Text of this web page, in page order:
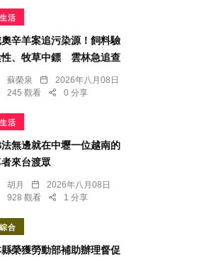
生活
辛羊案追污染源！飼料驗
性、牧草中鏢 雲林急追查
蘇榮泉
2026年八月08日
245 觀看
0 分享
生活
無邊就在中壢一位越南的
來台渡眾
胡月
2026年八月08日
928 觀看
1 分享
綜合
榮獲勞動部補助辦理督促